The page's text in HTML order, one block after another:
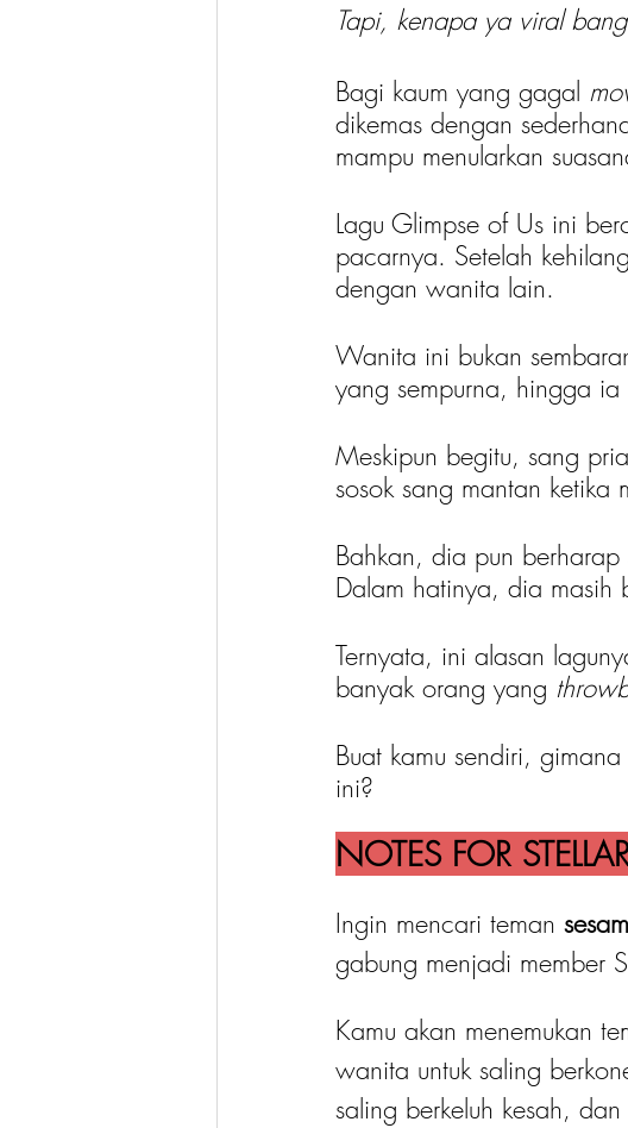
Tapi, kenapa ya viral
Bagi kaum yang gagal
dikemas dengan
mampu menularkan
Lagu Glimpse of Us ini
pacarnya. Setelah
dengan wanita lain.
Wanita ini bukan
yang sempurna, hingga
Meskipun begitu, sang
sosok sang mantan ketika
Bahkan, dia pun
Dalam hatinya, dia masih
Ternyata, ini alasan
banyak orang yang
Buat kamu sendiri,
ini?
NOTES FOR
Ingin mencari teman
gabung menjadi member
Kamu akan menemukan
wanita untuk saling
saling berkeluh kesah,